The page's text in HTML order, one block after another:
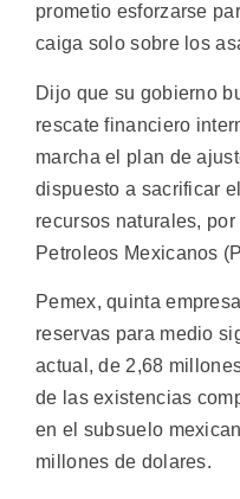
prometio esforzarse
caiga solo sobre los
Dijo que su gobierno
rescate financiero
marcha el plan de
dispuesto a sacrificar
recursos naturales,
Petroleos Mexicanos
Pemex, quinta
reservas para medio
actual, de 2,68
de las existencias
en el subsuelo
millones de dolares.